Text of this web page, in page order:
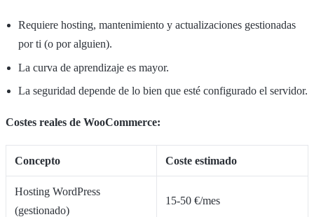
Requiere hosting, mantenimiento y actualizaciones gestionadas
por ti (o por alguien).
La curva de aprendizaje es mayor.
La seguridad depende de lo bien que esté configurado el servidor.
Costes reales de WooCommerce:
Concepto Coste estimado
Hosting WordPress
(gestionado)
15-50 €/mes